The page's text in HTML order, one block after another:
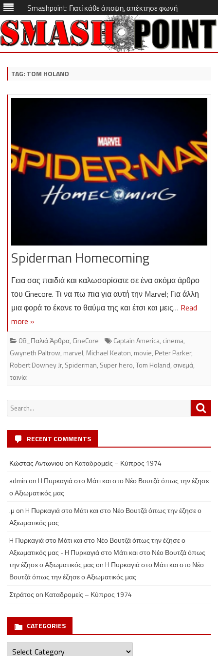
Smashpoint: Γιατί κάθε άποψη, απέκτησε φωνή
Skip
TAG: TOM HOLAND
Spiderman Homecoming
Γεια σας παιδιά και καλωσορίσατε σε ένα ακόμα άρθρο
του Cinecore. Τι να πω πια για αυτή την Marvel; Για άλλη
μια φορά το έκανε το θαύμα της και έτσι και μεις… Read
more »
08_Παλιά Άρθρα, CineCore Captain America, cinema,
Gwyneth Paltrow, marvel, Michael Keaton, movie, Peter Parker,
Robert Downey Jr, Spiderman, Super hero,Tom Holand,σινεμά,
ταινία
Search
for:
RECENT COMMENTS
Κώστας Αντωνιου on Καταδρομείς – Κύπρος 1974
admin onH Πυρκαγιά στο Μάτι και στο Νέο Βουτζά όπως την έζησε
ο Αξιωματικός μας
.μ onH Πυρκαγιά στο Μάτι και στο Νέο Βουτζά όπως την έζησε ο
Αξιωματικός μας
H Πυρκαγιά στο Μάτι και στο Νέο Βουτζά όπως την έζησε ο
Αξιωματικός μας - H Πυρκαγιά στο Μάτι και στο Νέο Βουτζά όπως
την έζησε ο Αξιωματικός μαςonH Πυρκαγιά στο Μάτι και στο Νέο
Βουτζά όπως την έζησε ο Αξιωματικός μας
Στράτοςon Καταδρομείς – Κύπρος 1974
CATEGORIES
Categories